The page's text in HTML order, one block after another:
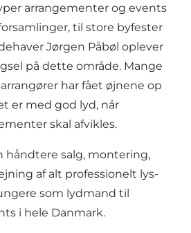
arrangementer og events
til store byfester
Jørgen Påbøl oplever
på dette område. Mange
har fået øjnene op
er med god lyd, når
skal afvikles.
håndtere salg, montering,
af alt professionelt lys-
som lydmand til
i hele Danmark.